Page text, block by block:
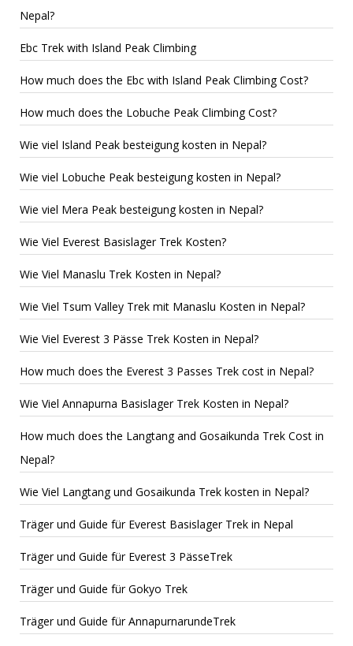
Nepal?
Ebc Trek with Island Peak Climbing
How much does the Ebc with Island Peak Climbing Cost?
How much does the Lobuche Peak Climbing Cost?
Wie viel Island Peak besteigung kosten in Nepal?
Wie viel Lobuche Peak besteigung kosten in Nepal?
Wie viel Mera Peak besteigung kosten in Nepal?
Wie Viel Everest Basislager Trek Kosten?
Wie Viel Manaslu Trek Kosten in Nepal?
Wie Viel Tsum Valley Trek mit Manaslu Kosten in Nepal?
Wie Viel Everest 3 Pässe Trek Kosten in Nepal?
How much does the Everest 3 Passes Trek cost in Nepal?
Wie Viel Annapurna Basislager Trek Kosten in Nepal?
How much does the Langtang and Gosaikunda Trek Cost in
Nepal?
Wie Viel Langtang und Gosaikunda Trek kosten in Nepal?
Träger und Guide für Everest Basislager Trek in Nepal
Träger und Guide für Everest 3 PässeTrek
Träger und Guide für Gokyo Trek
Träger und Guide für AnnapurnarundeTrek